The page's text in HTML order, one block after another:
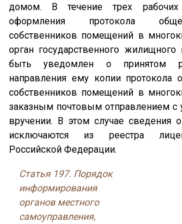
домом. В течение трех
оформления протокола
собственников помещений в
орган государственного
быть уведомлен о принятом
направления ему копии протокола
собственников помещений в
заказным почтовым отправлением
вручении. В этом случае сведения
исключаются из реестра
Российской Федерации.
Статья 197. Порядок
информирования
органов местного
самоуправления,